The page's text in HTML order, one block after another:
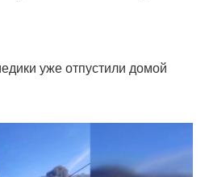
уже отпустили домой